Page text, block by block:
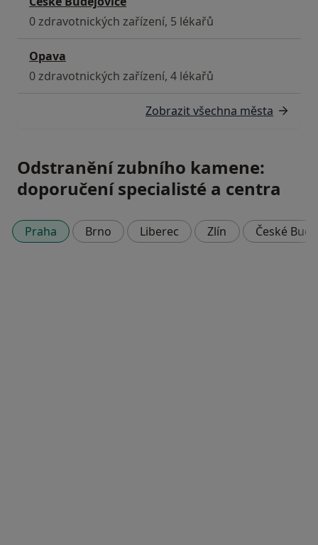
0 zdravotnických zařízení, 5 lékařů
Opava
0 zdravotnických zařízení, 4 lékařů
Zobrazit všechna města
Odstranění zubního kamene:
doporučení specialisté a centra
Praha Brno Liberec Zlín České